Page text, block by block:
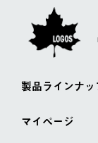
製品ラインナッ
マイページ